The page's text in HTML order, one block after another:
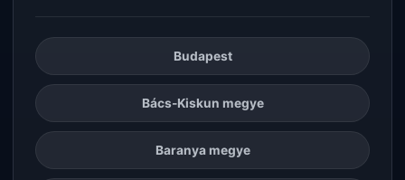
Budapest
Bács-Kiskun megye
Baranya megye